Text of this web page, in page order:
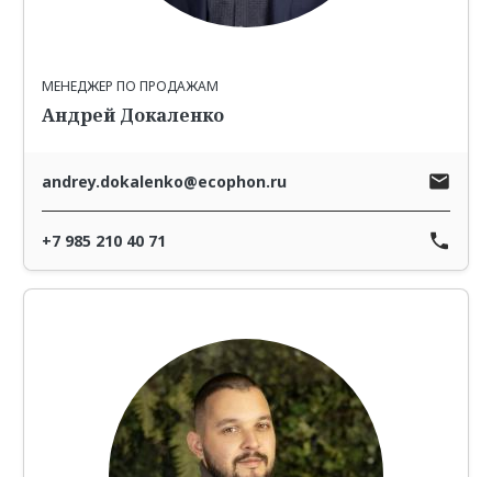
МЕНЕДЖЕР ПО ПРОДАЖАМ
Андрей Докаленко
andrey.dokalenko@ecophon.ru
+7 985 210 40 71